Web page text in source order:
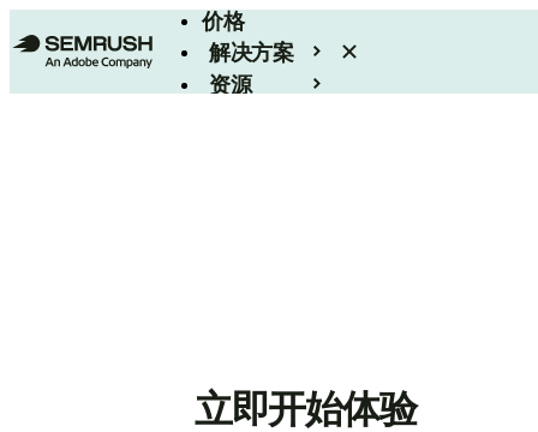
价格
解决方案
资源
立即开始体验